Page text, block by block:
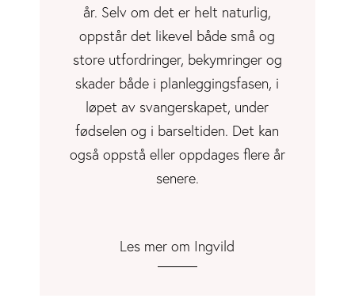
år. Selv om det er helt naturlig,
oppstår det likevel både små og
store utfordringer, bekymringer og
skader både i planleggingsfasen, i
løpet av svangerskapet, under
fødselen og i barseltiden. Det kan
også oppstå eller oppdages flere år
senere.
Les mer om Ingvild